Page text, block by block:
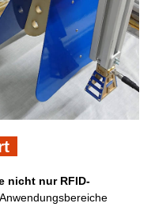
nicht nur RFID-